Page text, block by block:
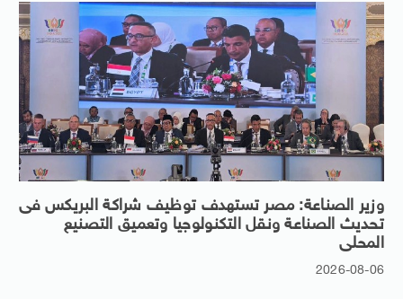
وزير الصناعة: مصر تستهدف توظيف شراكة البريكس فى
تحديث الصناعة ونقل التكنولوجيا وتعميق التصنيع
المحلى
2026-08-06